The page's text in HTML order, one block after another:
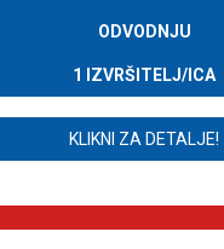
ODVODNJU
1 IZVRŠITELJ/ICA
KLIKNI ZA DETALJE!